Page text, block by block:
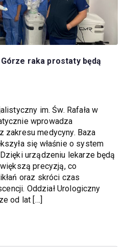
raka prostaty będą
im. Św. Rafała w
wprowadza
zakresu medycyny. Baza
się właśnie o system
urządzeniu lekarze będą
precyzją, co
oraz skróci czas
Oddział Urologiczny
od lat […]